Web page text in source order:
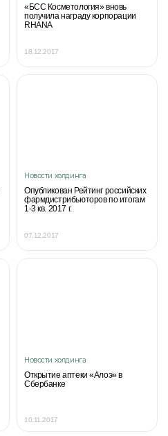
«БСС Косметология» вновь
получила награду корпорации
RHANA
18.12.2017
Новости холдинга
Опубликован Рейтинг российских
фармдистрибьюторов по итогам
1-3 кв. 2017 г.
07.12.2017
Новости холдинга
Открытие аптеки «Алоэ» в
Сбербанке
10.11.2017